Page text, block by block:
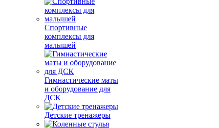
Спортивные
комплексы для
малышей
Гимнастические маты
и оборудование для
ДСК
Детские тренажеры